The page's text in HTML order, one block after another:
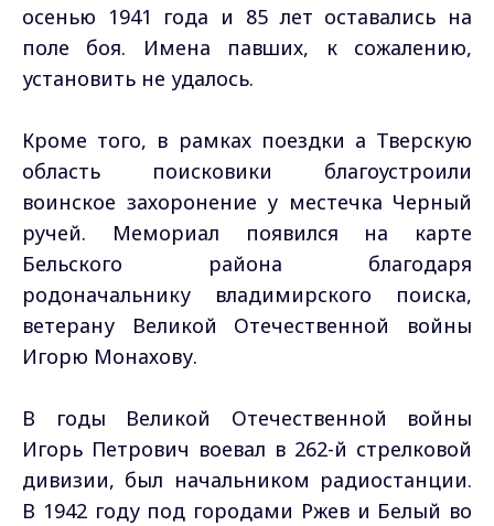
осенью 1941 года и 85 лет оставались на
поле боя. Имена павших, к сожалению,
установить не удалось.
Кроме того, в рамках поездки а Тверскую
область поисковики благоустроили
воинское захоронение у местечка Черный
ручей. Мемориал появился на карте
Бельского района благодаря
родоначальнику владимирского поиска,
ветерану Великой Отечественной войны
Игорю Монахову.
В годы Великой Отечественной войны
Игорь Петрович воевал в 262-й стрелковой
дивизии, был начальником радиостанции.
В 1942 году под городами Ржев и Белый во